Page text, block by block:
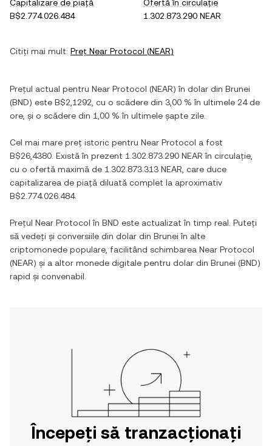
Capitalizare de piață
B$2.774.026.484
Ofertă în circulație
1.302.873.290 NEAR
Citiți mai mult: Preț Near Protocol (NEAR)
Prețul actual pentru Near Protocol (NEAR) în dolar din Brunei
(BND) este B$2,1292 , cu o scădere din 3,00 % în ultimele 24 de
ore, și o scădere din 1,00 % în ultimele șapte zile.
Cel mai mare preț istoric pentru Near Protocol a fost
B$26,4380 . Există în prezent 1.302.873.290 NEAR în circulație,
cu o ofertă maximă de 1.302.873.313 NEAR , care duce
capitalizarea de piață diluată complet la aproximativ
B$2.774.026.484.
Prețul Near Protocol în BND este actualizat în timp real. Puteți
să vedeți și conversiile din dolar din Brunei în alte
criptomonede populare, facilitând schimbarea Near Protocol
(NEAR) și a altor monede digitale pentru dolar din Brunei (BND)
rapid și convenabil.
Începeți să tranzacționați